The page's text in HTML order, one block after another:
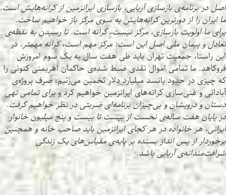
اصل در برنامه‌ی بازسازی آریایی، بازسازی ایرانزمین از کرانه‌هایش است.
ما ایران را از دورترین کرانه‌هایش به سوی مرکز باز خواهیم ساخت.
برای ما اولویت بازسازی، مرکز نیست، کرانه است. تا رسیدن به نقطه‌ی
تعادل و پیمان ملی اصل این است: مرکز مهم است، کرانه مهمتر.در
این راستا، جمعیت تهران باید طی هفت سال به یک سوم امروزش
فروکاهد. ما تمامی اموال نقدی ضبط شده‌ی حاکمان اهریمنی کنونی را
که چیزی در حدود پانسد میلیارد دلار تخمین می‌زنیم، صرف پروژه‌ی
آبادانی و غنی‌سازی کرانه‌های ایرانزمین خواهیم کرد وبرای تمامی تهی
دستان و درویشان و بی‌چیزان برنامه‌ای ضربتی در نظر خواهیم گرفت.
در پایان هفت ساله‌ی نخست از بیست تا بیست و پنج میلیون خانوار
ایرانی، هر خانواده در هر کجای ایرانزمین باید صاحب خانه و همچنین
برخوردار از پس انداز بسنده بر پایه‌ی مقیاس‌های یک زندگی
شرافت‌مندانه‌ی آریایی باشد.